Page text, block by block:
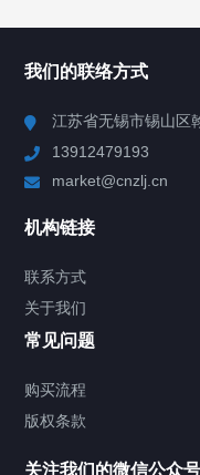
Chiller高精度制冷循
TCU温度控制单元
Chiller气体控温系统
我们的联络方式
江苏省无锡市锡山区
13912479193
market@cnzlj.cn
机构链接
联系方式
关于我们
常见问题
购买流程
版权条款
关注我们的微信公众号